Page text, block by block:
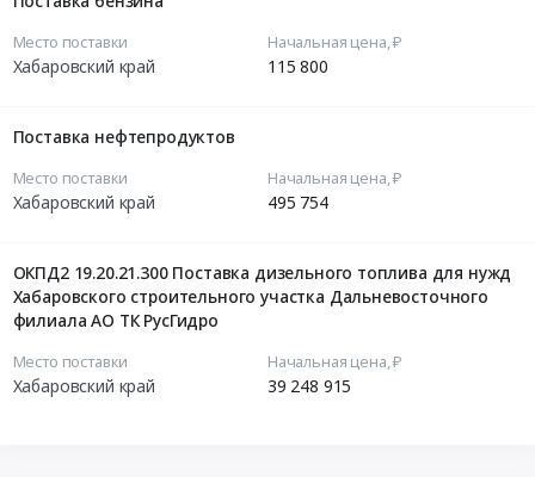
Место поставки
Хабаровский край
Начальная цена, ₽
115 800
Поставка нефтепродуктов
Место поставки
Хабаровский край
Начальная цена, ₽
495 754
ОКПД2 19.20.21.300 Поставка дизельного топлива для нужд
Хабаровского строительного участка Дальневосточного
филиала АО ТК РусГидро
Место поставки
Хабаровский край
Начальная цена, ₽
39 248 915